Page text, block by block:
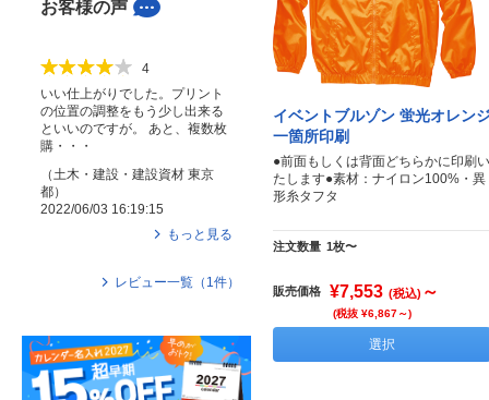
イベントブルゾン 蛍光オレン
一箇所印刷
●前面もしくは背面どちらかに印刷い
たします●素材：ナイロン100%・異
形糸タフタ
注文数量 1枚〜
販売価格 ¥7,553 (税込) ～
(税抜 ¥6,867～)
選択
お客様の声
4
いい仕上がりでした。プリント
の位置の調整をもう少し出来る
といいのですが。 あと、複数枚
購・・・
（ 土木・建設・建設資材 東京
都）
2022/06/03 16:19:15
もっと見る
レビュー一覧（ 1 件）